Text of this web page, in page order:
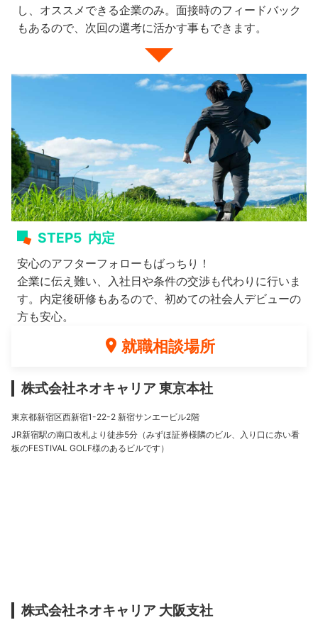
し、オススメできる企業のみ。面接時のフィードバック
もあるので、次回の選考に活かす事もできます。
STEP5 内定
安心のアフターフォローもばっちり！
企業に伝え難い、入社日や条件の交渉も代わりに行いま
す。内定後研修もあるので、初めての社会人デビューの
方も安心。
就職相談場所
株式会社ネオキャリア 東京本社
東京都新宿区西新宿1-22-2 新宿サンエービル2階
JR新宿駅の南口改札より徒歩5分（みずほ証券様隣のビル、入り口に赤い看
板のFESTIVAL GOLF様のあるビルです）
株式会社ネオキャリア 大阪支社